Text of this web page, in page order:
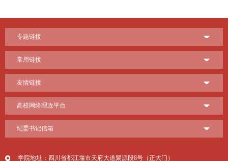
专题链接
常用链接
友情链接
高校网络理政平台
纪委书记信箱
学院地址：四川省都江堰市天府大道聚源段8号（正大门）